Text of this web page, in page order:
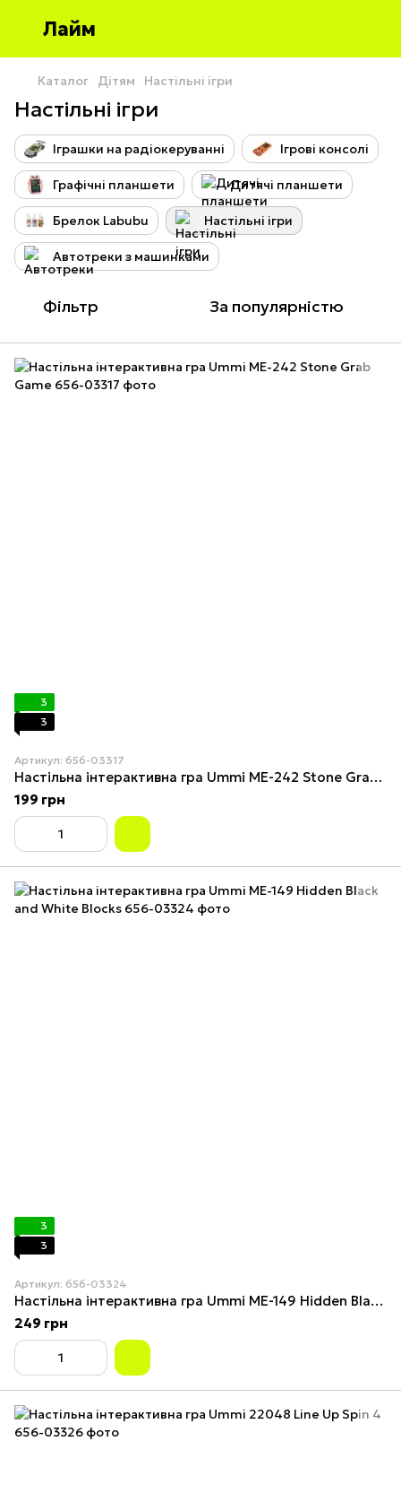
Лайм
Каталог Дітям Настільні ігри
Настільні ігри
Іграшки на радіокеруванні Ігрові консолі
Графічні планшети Дитячі планшети
Брелок Labubu Настільні ігри
Автотреки з машинками
Фільтр За популярністю
3
3
Артикул: 656-03317
Настільна інтерактивна гра Ummi ME-242 Stone Grab Game
199 грн
3
3
Артикул: 656-03324
Настільна інтерактивна гра Ummi ME-149 Hidden Black and White Blocks
249 грн